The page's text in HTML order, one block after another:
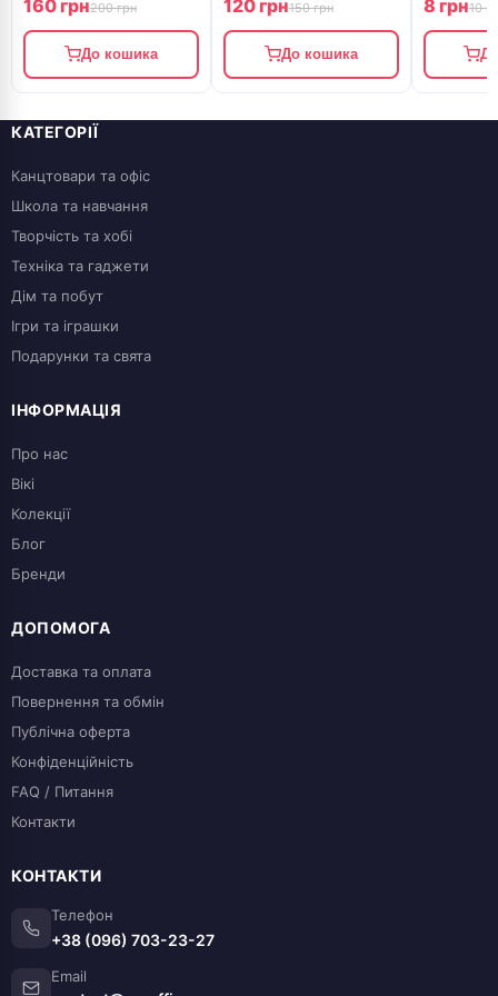
160 грн200 грн
До кошика
120 грн150 грн
До кошика
Smiltainis
8 грн10
КАТЕГОРІЇ
Канцтовари та офіс
Школа та навчання
Творчість та хобі
Техніка та гаджети
Дім та побут
Ігри та іграшки
Подарунки та свята
ІНФОРМАЦІЯ
Про нас
Вікі
Колекції
Блог
Бренди
ДОПОМОГА
Доставка та оплата
Повернення та обмін
Публічна оферта
Конфіденційність
FAQ / Питання
Контакти
КОНТАКТИ
Телефон
+38 (096) 703-23-27
Email